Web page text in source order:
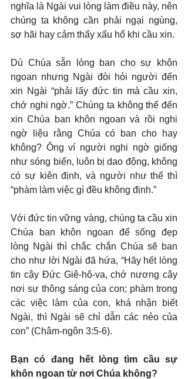
nghĩa là Ngài vui lòng làm điều này, nên
chúng ta không cần phải ngại ngùng,
sợ hãi hay cảm thấy xấu hổ khi cầu xin.
Dù Chúa sẵn lòng ban cho sự khôn
ngoan nhưng Ngài đòi hỏi người đến
xin Ngài “phải lấy đức tin mà cầu xin,
chớ nghi ngờ.” Chúng ta không thể đến
xin Chúa ban khôn ngoan và rồi nghi
ngờ liệu rằng Chúa có ban cho hay
không? Ông ví người nghi ngờ giống
như sóng biển, luôn bị dao động, không
có sự kiên định, và người như thế thì
“phàm làm việc gì đều không định.”
Với đức tin vững vàng, chúng ta cầu xin
Chúa ban khôn ngoan để sống đẹp
lòng Ngài thì chắc chắn Chúa sẽ ban
cho như lời Ngài đã hứa, “Hãy hết lòng
tin cậy Đức Giê-hô-va, chớ nương cậy
nơi sự thông sáng của con; phàm trong
các việc làm của con, khá nhận biết
Ngài, thì Ngài sẽ chỉ dẫn các nẻo của
con” (Châm-ngôn 3:5-6).
Bạn có đang hết lòng tìm cầu sự
khôn ngoan từ nơi Chúa không?